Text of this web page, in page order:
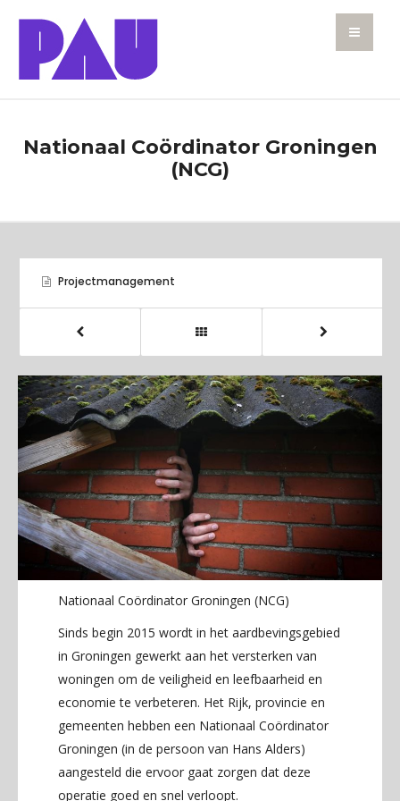
Nationaal Coördinator Groningen
(NCG)
Projectmanagement
Nationaal Coördinator Groningen (NCG)
Sinds begin 2015 wordt in het aardbevingsgebied
in Groningen gewerkt aan het versterken van
woningen om de veiligheid en leefbaarheid en
economie te verbeteren. Het Rijk, provincie en
gemeenten hebben een Nationaal Coördinator
Groningen (in de persoon van Hans Alders)
aangesteld die ervoor gaat zorgen dat deze
operatie goed en snel verloopt.